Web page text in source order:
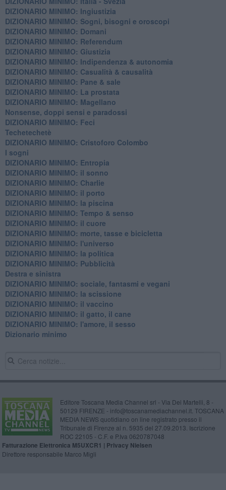
DIZIONARIO MINIMO: ​Ingiustizia
DIZIONARIO MINIMO: ​Sogni, bisogni e oroscopi
DIZIONARIO MINIMO: Domani
DIZIONARIO MINIMO: Referendum
DIZIONARIO MINIMO: Giustizia
DIZIONARIO MINIMO: ​Indipendenza & autonomia
DIZIONARIO MINIMO: ​Casualità & causalità
​DIZIONARIO MINIMO: Pane & sale
DIZIONARIO MINIMO: La prostata
​DIZIONARIO MINIMO: Magellano
Nonsense, doppi sensi e paradossi
DIZIONARIO MINIMO: Feci
Techetechetè
DIZIONARIO MINIMO: Cristoforo Colombo
I sogni
DIZIONARIO MINIMO: Entropia
DIZIONARIO MINIMO: il sonno
DIZIONARIO MINIMO: Charlie
DIZIONARIO MINIMO: il porto
DIZIONARIO MINIMO: la piscina
DIZIONARIO MINIMO: Tempo & senso
DIZIONARIO MINIMO: il cuore
DIZIONARIO MINIMO: morte, tasse e bicicletta
DIZIONARIO MINIMO: l'universo
DIZIONARIO MINIMO: la politica
DIZIONARIO MINIMO: Pubblicità
Destra e sinistra
DIZIONARIO MINIMO: sociale, fantasmi e vegani
DIZIONARIO MINIMO: la scissione
DIZIONARIO MINIMO: il vaccino
DIZIONARIO MINIMO: il gatto, il cane
DIZIONARIO MINIMO: l'amore, il sesso
Dizionario minimo
Editore Toscana Media Channel srl - Via Dei Martelli, 8 -
50129 FIRENZE - info@toscanamediachannel.it. TOSCANA
MEDIA NEWS quotidiano on line registrato presso il
Tribunale di Firenze al n. 5935 del 27.09.2013. Iscrizione
ROC 22105 - C.F. e P.Iva 0620787048
Fatturazione Elettronica M5UXCR1 | Privacy Nielsen
Direttore responsabile Marco Migli